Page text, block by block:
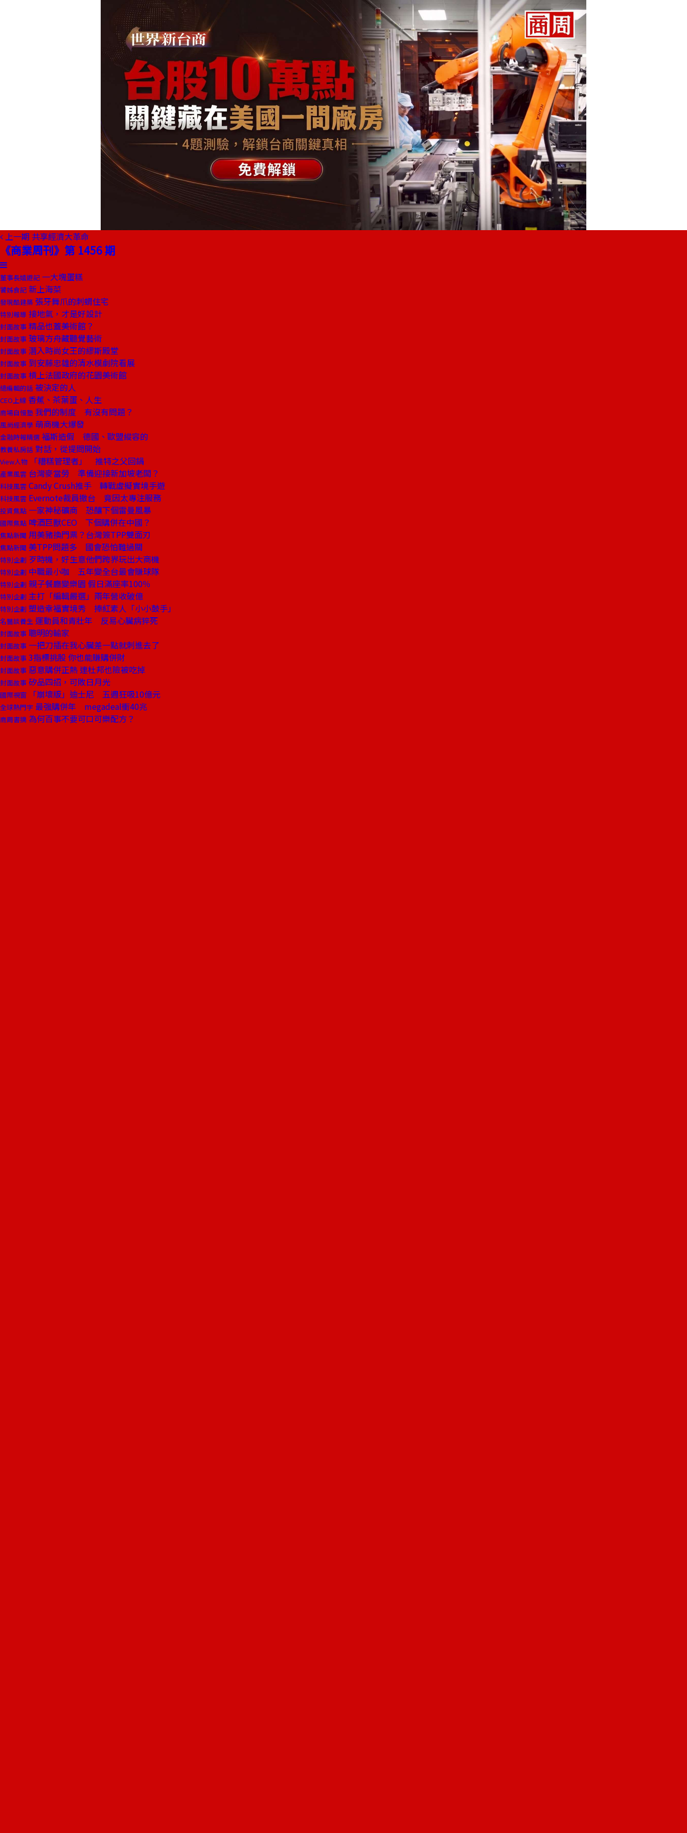
上一期 共享經濟大革命
《商業周刊》第 1456 期
董事長嬉遊記 一大塊蛋糕
饕姊食記 新上海菜
發現酷建築 張牙舞爪的刺蝟住宅
特別報導 接地氣，才是好設計
封面故事 精品也蓋美術館？
封面故事 玻璃方舟藏聽覺藝術
封面故事 潛入時尚女王的繆斯殿堂
封面故事 到安藤忠雄的清水模劇院看展
封面故事 槓上法國政府的花園美術館
總編輯的話 被決定的人
CEO上線 香蕉、茶葉蛋、人生
商場自慢塾 我們的制度 有沒有問題？
風尚經濟學 萌商機大爆發
金融時報精選 福斯造假 德國、歐盟縱容的
教養私房話 對話，從提問開始
View人物 「糟糕管理者」 推特之父回鍋
產業風雲 台灣麥當勞 準備迎接新加坡老闆？
科技風雲 Candy Crush推手 轉戰虛擬實境手遊
科技風雲 Evernote裁員撤台 竟因太專注服務
投資焦點 一家神秘礦商 恐釀下個雷曼風暴
國際焦點 啤酒巨獸CEO 下個購併在中國？
焦點新聞 用美豬換門票？台灣簽TPP雙面刃
焦點新聞 美TPP問題多 國會恐怕難過關
特別企劃 歹時機，好生意他們跨界玩出大商機
特別企劃 中職最小咖 五年變全台最會賺球隊
特別企劃 親子餐廳變樂園 假日滿座率100％
特別企劃 主打「編輯嚴選」兩年營收破億
特別企劃 塑造幸福實境秀 捧紅素人「小小鼓手」
名醫談養生 運動員和青壯年 反易心臟病猝死
封面故事 聰明的輸家
封面故事 一把刀插在我心臟差一點就刺進去了
封面故事 3指標挑股 你也能賺購併財
封面故事 惡意購併正熱 連杜邦也險被吃掉
封面故事 矽品四招，可敗日月光
國際視窗 「崩壞版」迪士尼 五週狂吸10億元
全球熱門字 最強購併年 megadeal衝40兆
商周書摘 為何百事不要可口可樂配方？